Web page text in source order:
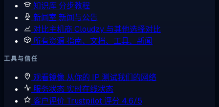
知识库 分步教程
新闻室 新闻与公告
对比主机商 Cloudzy 与其他选择对比
所有资源指南、文档、工具、新闻
工具与信任
观看镜像 从你的 IP 测试我们的网络
服务状态 实时在线状态
客户评价 Trustpilot 评分 4.6/5